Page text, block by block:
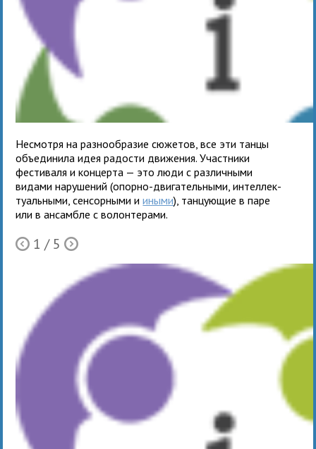
Несмотря на раз­но­об­ра­зие сюже­тов, все эти танцы
объ­еди­нила идея радо­сти движения. Участники
фести­валя и кон­церта — это люди с раз­лич­ными
видами нару­ше­ний (опорно-дви­га­тель­ными, интел­лек­
ту­аль­ными, сен­сор­ными ииными), тан­цу­ю­щие в паре
или в ансам­бле с волон­терами.
Ò 1 / 5Õ